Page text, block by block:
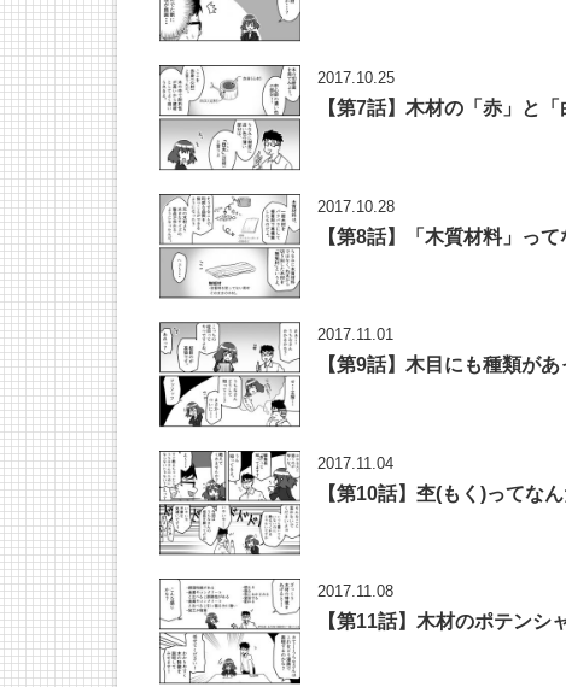
2017.10.25
【第7話】木材の「赤」と
2017.10.28
【第8話】「木質材料」っ
2017.11.01
【第9話】木目にも種類が
2017.11.04
【第10話】杢(もく)ってな
2017.11.08
【第11話】木材のポテンシ